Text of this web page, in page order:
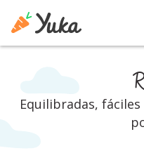
Equilibradas,